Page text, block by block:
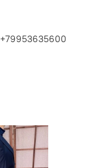
+79953635600